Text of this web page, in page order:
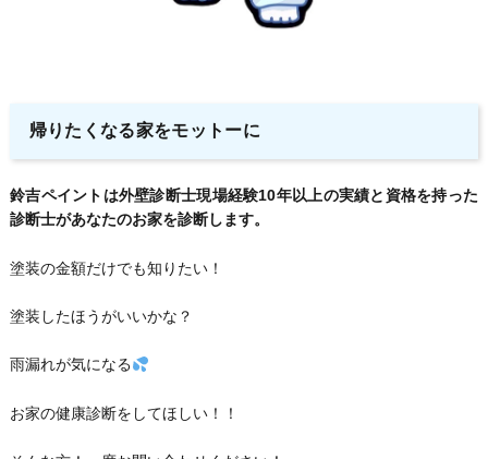
帰りたくなる家をモットーに
鈴吉ペイントは外壁診断士現場経験10年以上の実績と資格を持った
診断士があなたのお家を診断します。
塗装の金額だけでも知りたい！
塗装したほうがいいかな？
雨漏れが気になる
お家の健康診断をしてほしい！！